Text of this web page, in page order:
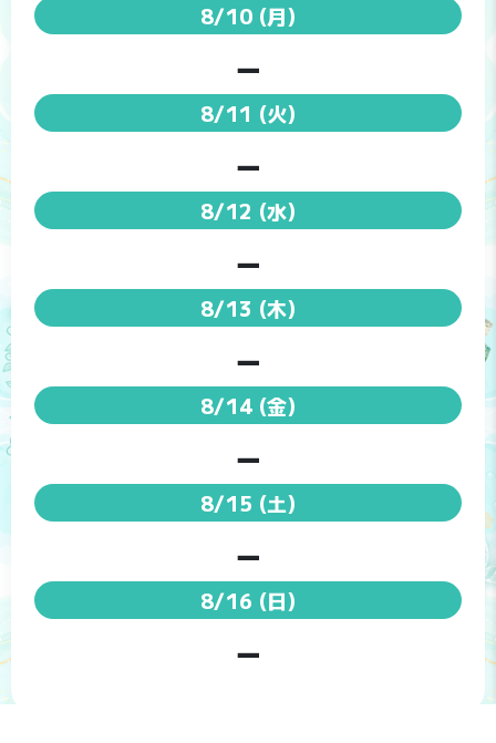
8/10 (月)
－
8/11 (火)
－
8/12 (水)
－
8/13 (木)
－
8/14 (金)
－
8/15 (土)
－
8/16 (日)
－